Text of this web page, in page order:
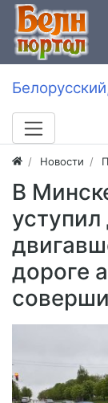
Новости
В
дороге